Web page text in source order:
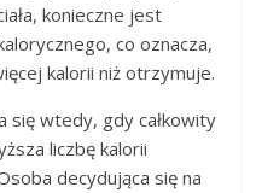
konieczne jest
co oznacza,
kalorii niż otrzymuje.
się wtedy, gdy całkowity
liczbę kalorii
decydująca się na